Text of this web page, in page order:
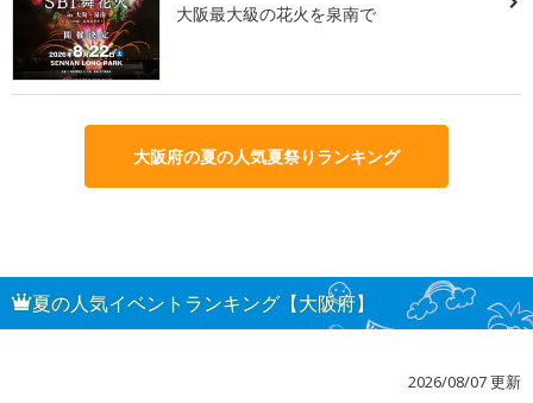
大阪最大級の花火を泉南で
大阪府の夏の人気夏祭りランキング
夏の人気イベントランキング【大阪府】
2026/08/07 更新